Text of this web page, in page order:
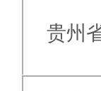
贵州